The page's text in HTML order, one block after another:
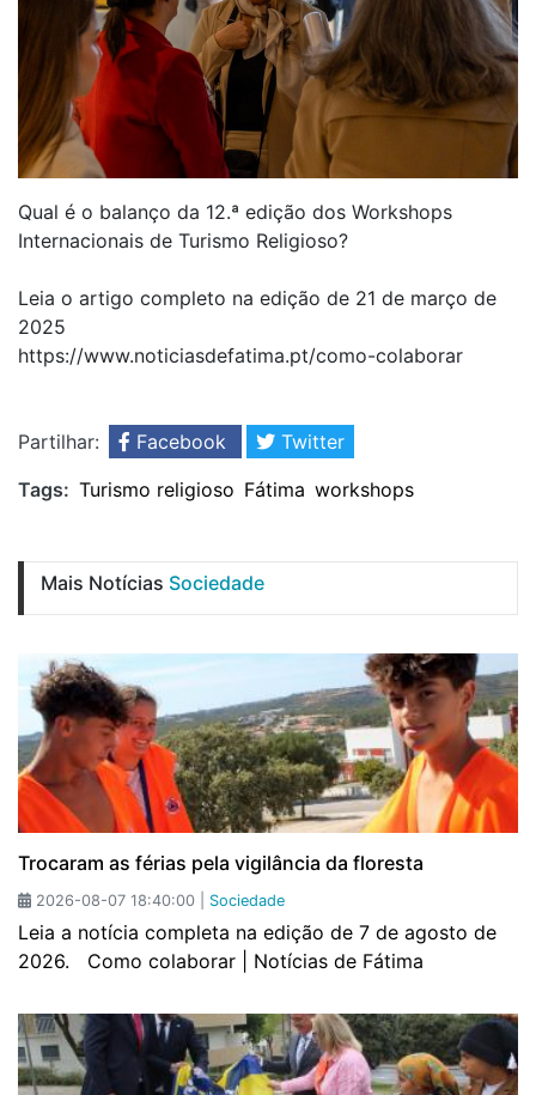
Qual é o balanço da 12.ª edição dos Workshops
Internacionais de Turismo Religioso?
Leia o artigo completo na edição de 21 de março de
2025
https://www.noticiasdefatima.pt/como-colaborar
Partilhar: Facebook
Twitter
Tags: Turismo religioso Fátima workshops
Mais Notícias Sociedade
Trocaram as férias pela vigilância da floresta
2026-08-07 18:40:00 | Sociedade
Leia a notícia completa na edição de 7 de agosto de
2026. Como colaborar | Notícias de Fátima